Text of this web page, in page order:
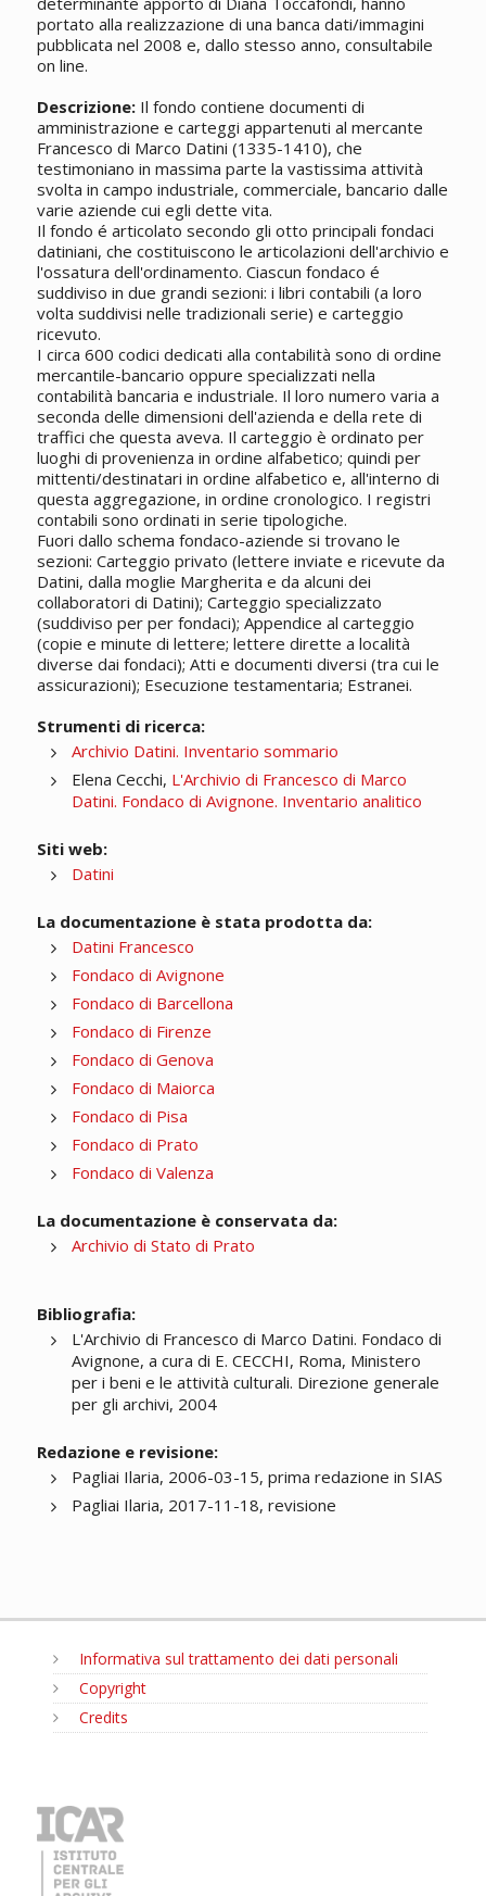
portato alla realizzazione di una banca dati/immagini
pubblicata nel 2008 e, dallo stesso anno, consultabile
on line.
Descrizione:Il fondo contiene documenti di
amministrazione e carteggi appartenuti al mercante
Francesco di Marco Datini (1335-1410), che
testimoniano in massima parte la vastissima attività
svolta in campo industriale, commerciale, bancario dalle
varie aziende cui egli dette vita.
Il fondo é articolato secondo gli otto principali fondaci
datiniani, che costituiscono le articolazioni dell'archivio e
l'ossatura dell'ordinamento. Ciascun fondaco é
suddiviso in due grandi sezioni: i libri contabili (a loro
volta suddivisi nelle tradizionali serie) e carteggio
ricevuto.
I circa 600 codici dedicati alla contabilità sono di ordine
mercantile-bancario oppure specializzati nella
contabilità bancaria e industriale. Il loro numero varia a
seconda delle dimensioni dell'azienda e della rete di
traffici che questa aveva. Il carteggio è ordinato per
luoghi di provenienza in ordine alfabetico; quindi per
mittenti/destinatari in ordine alfabetico e, all'interno di
questa aggregazione, in ordine cronologico. I registri
contabili sono ordinati in serie tipologiche.
Fuori dallo schema fondaco-aziende si trovano le
sezioni: Carteggio privato (lettere inviate e ricevute da
Datini, dalla moglie Margherita e da alcuni dei
collaboratori di Datini); Carteggio specializzato
(suddiviso per per fondaci); Appendice al carteggio
(copie e minute di lettere; lettere dirette a località
diverse dai fondaci); Atti e documenti diversi (tra cui le
assicurazioni); Esecuzione testamentaria; Estranei.
Strumenti di ricerca:
Archivio Datini. Inventario sommario
Elena Cecchi, L'Archivio di Francesco di Marco
Datini. Fondaco di Avignone. Inventario analitico
Siti web:
Datini
La documentazione è stata prodotta da:
Datini Francesco
Fondaco di Avignone
Fondaco di Barcellona
Fondaco di Firenze
Fondaco di Genova
Fondaco di Maiorca
Fondaco di Pisa
Fondaco di Prato
Fondaco di Valenza
La documentazione è conservata da:
Archivio di Stato di Prato
Bibliografia:
L'Archivio di Francesco di Marco Datini. Fondaco di
Avignone, a cura di E. CECCHI, Roma, Ministero
per i beni e le attività culturali. Direzione generale
per gli archivi, 2004
Redazione e revisione:
Pagliai Ilaria, 2006-03-15, prima redazione in SIAS
Pagliai Ilaria, 2017-11-18, revisione
Informativa sul trattamento dei dati personali
Copyright
Credits